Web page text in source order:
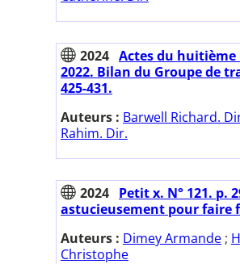
2024 Actes du huitième
2022. Bilan du Groupe de
425-431.
Auteurs : Barwell Richard.
Rahim. Dir.
2024 Petit x. N° 121. p.
astucieusement pour faire
Auteurs : Dimey Armande ;
Christophe